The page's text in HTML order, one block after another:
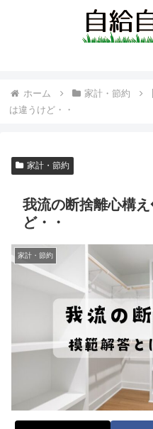
ホーム 家計・節約
は違うけど・・
家計・節約
我流の断捨離心構
ど・・
家計・節約